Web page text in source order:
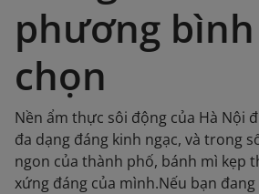
phương bình
chọn
Nền ẩm thực sôi động của Hà Nội
đa dạng đáng kinh ngạc, và trong
ngon của thành phố, bánh mì kẹp
xứng đáng của mình.Nếu bạn